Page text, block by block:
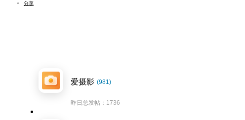
分享
爱摄影 (981)
昨日总发帖：1736